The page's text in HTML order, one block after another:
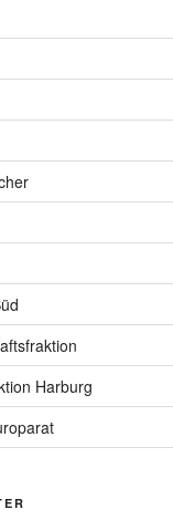
Harburg